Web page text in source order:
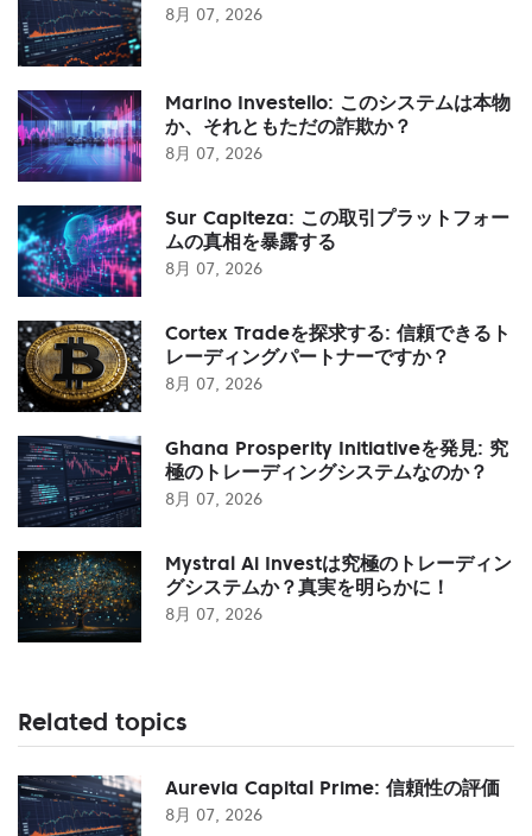
8月 07, 2026
Marino Investello: このシステムは本物
か、それともただの詐欺か？
8月 07, 2026
Sur Capiteza: この取引プラットフォー
ムの真相を暴露する
8月 07, 2026
Cortex Tradeを探求する: 信頼できるト
レーディングパートナーですか？
8月 07, 2026
Ghana Prosperity Initiativeを発見: 究
極のトレーディングシステムなのか？
8月 07, 2026
Mystral Ai Investは究極のトレーディン
グシステムか？真実を明らかに！
8月 07, 2026
Related topics
Aurevia Capital Prime: 信頼性の評価
8月 07, 2026